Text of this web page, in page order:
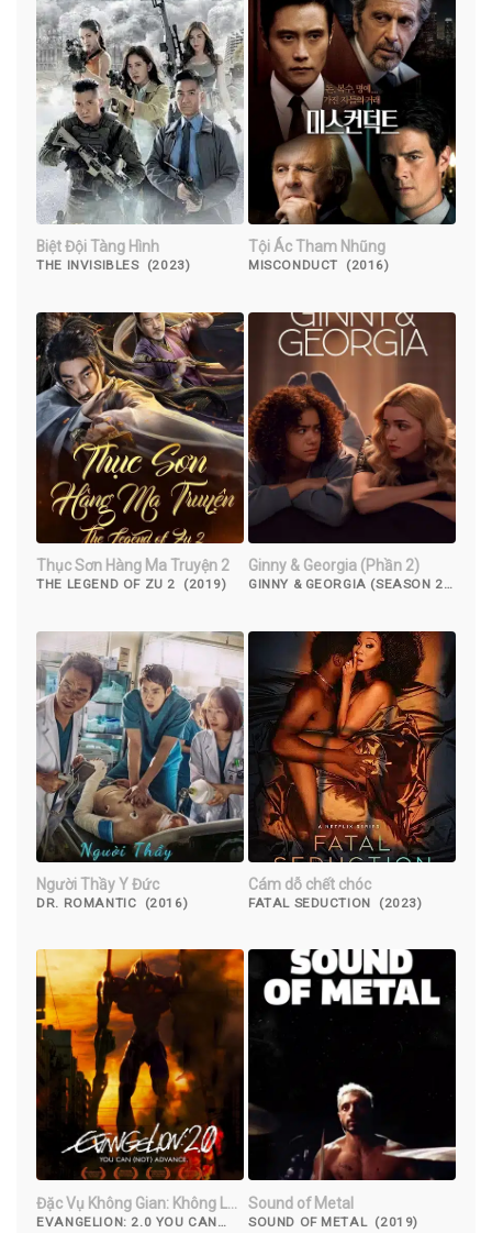
Biệt Đội Tàng Hình
THE INVISIBLES (2023)
Tội Ác Tham Nhũng
MISCONDUCT (2016)
Thục Sơn Hàng Ma Truyện 2
THE LEGEND OF ZU 2 (2019)
Ginny & Georgia (Phần 2)
GINNY & GEORGIA (SEASON 2)
Người Thầy Y Đức
DR. ROMANTIC (2016)
Cám dỗ chết chóc
FATAL SEDUCTION (2023)
Đặc Vụ Không Gian: Không Lùi
Bước
EVANGELION: 2.0 YOU CAN
Sound of Metal
SOUND OF METAL (2019)